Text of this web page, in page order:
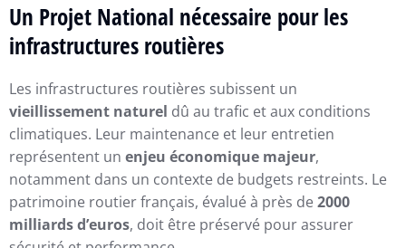
Un Projet National nécessaire pour les
infrastructures routières
Les infrastructures routières subissent un
vieillissement naturel dû au trafic et aux conditions
climatiques. Leur maintenance et leur entretien
représentent un enjeu économique majeur,
notamment dans un contexte de budgets restreints. Le
patrimoine routier français, évalué à près de2000
milliards d’euros, doit être préservé pour assurer